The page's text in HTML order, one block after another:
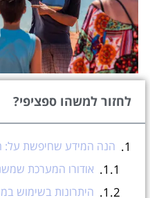
לחזור למשהו ספציפי?
היתרונות בשימוש